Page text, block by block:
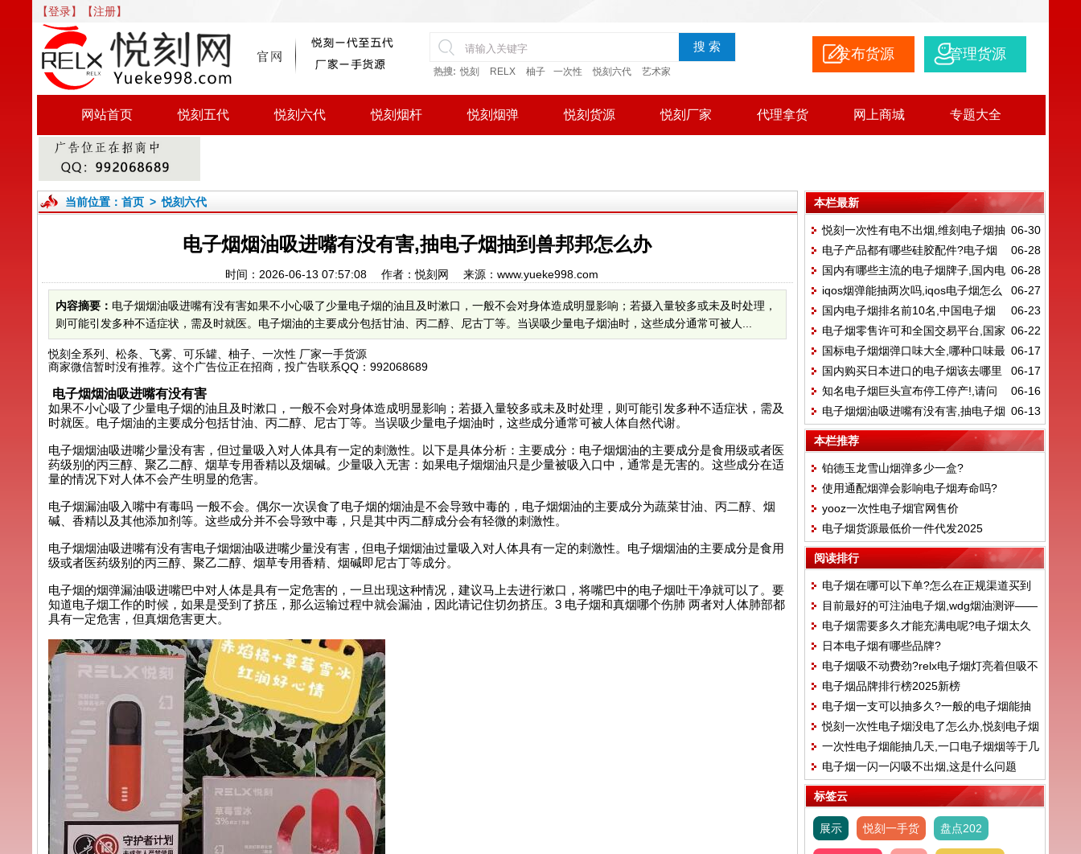
【登录】 【注册】
搜 索
热搜: 悦刻 RELX 柚子 一次性 悦刻六代 艺术家
发布货源 管理货源
网站首页 悦刻五代 悦刻六代 悦刻烟杆 悦刻烟弹 悦刻货源 悦刻厂家 代理拿货 网上商城 专题大全
当前位置： 首页>悦刻六代
电子烟烟油吸进嘴有没有害,抽电子烟抽到兽邦邦怎么办
时间：2026-06-13 07:57:08 作者：悦刻网 来源：www.yueke998.com
内容摘要： 电子烟烟油吸进嘴有没有害如果不小心吸了少量电子烟的油且及时漱口，一般不会对身体造成明显影响；若摄入量较多或未及时处理，
则可能引发多种不适症状，需及时就医。电子烟油的主要成分包括甘油、丙二醇、尼古丁等。当误吸少量电子烟油时，这些成分通常可被人...
悦刻全系列、松条、飞雾、可乐罐、柚子、一次性 厂家一手货源
商家微信暂时没有推荐。这个广告位正在招商，投广告联系QQ：992068689
电子烟烟油吸进嘴有没有害
如果不小心吸了少量电子烟的油且及时漱口，一般不会对身体造成明显影响；若摄入量较多或未及时处理，则可能引发多种不适症状，需及
时就医。电子烟油的主要成分包括甘油、丙二醇、尼古丁等。当误吸少量电子烟油时，这些成分通常可被人体自然代谢。
电子烟烟油吸进嘴少量没有害，但过量吸入对人体具有一定的刺激性。以下是具体分析：主要成分：电子烟烟油的主要成分是食用级或者医
药级别的丙三醇、聚乙二醇、烟草专用香精以及烟碱。少量吸入无害：如果电子烟烟油只是少量被吸入口中，通常是无害的。这些成分在适
量的情况下对人体不会产生明显的危害。
电子烟漏油吸入嘴中有毒吗 一般不会。偶尔一次误食了电子烟的烟油是不会导致中毒的，电子烟烟油的主要成分为蔬菜甘油、丙二醇、烟
碱、香精以及其他添加剂等。这些成分并不会导致中毒，只是其中丙二醇成分会有轻微的刺激性。
电子烟烟油吸进嘴有没有害电子烟烟油吸进嘴少量没有害，但电子烟烟油过量吸入对人体具有一定的刺激性。电子烟烟油的主要成分是食用
级或者医药级别的丙三醇、聚乙二醇、烟草专用香精、烟碱即尼古丁等成分。
电子烟的烟弹漏油吸进嘴巴中对人体是具有一定危害的，一旦出现这种情况，建议马上去进行漱口，将嘴巴中的电子烟吐干净就可以了。要
知道电子烟工作的时候，如果是受到了挤压，那么运输过程中就会漏油，因此请记住切勿挤压。3 电子烟和真烟哪个伤肺 两者对人体肺部都
具有一定危害，但真烟危害更大。
本栏最新
06-30
悦刻一次性有电不出烟,维刻电子烟抽
不出来烟
06-28
电子产品都有哪些硅胶配件?电子烟
是什么
06-28
国内有哪些主流的电子烟牌子,国内电
子烟排名前10名
06-27
iqos烟弹能抽两次吗,iqos电子烟怎么
使用?
06-23
国内电子烟排名前10名,中国电子烟
品牌总共有哪些?
06-22
电子烟零售许可和全国交易平台,国家
统一电子烟交易平台里面的价格
06-17
国标电子烟烟弹口味大全,哪种口味最
好抽?
06-17
国内购买日本进口的电子烟该去哪里
找,yooz怎么购买
06-16
知名电子烟巨头宣布停工停产!,请问
电子烟还能做吗?
06-13
电子烟烟油吸进嘴有没有害,抽电子烟
抽到兽邦邦怎么办
本栏推荐
铂德玉龙雪山烟弹多少一盒?
使用通配烟弹会影响电子烟寿命吗?
yooz一次性电子烟官网售价
电子烟货源最低价一件代发2025
阅读排行
电子烟在哪可以下单?怎么在正规渠道买到
合格的电子烟
目前最好的可注油电子烟,wdg烟油测评——
樱花可乐味
电子烟需要多久才能充满电呢?电子烟太久
没用充不了电
日本电子烟有哪些品牌?
电子烟吸不动费劲?relx电子烟灯亮着但吸不
出来是什么原因
电子烟品牌排行榜2025新榜
电子烟一支可以抽多久?一般的电子烟能抽
多久?
悦刻一次性电子烟没电了怎么办,悦刻电子烟
为什么充不进电?
一次性电子烟能抽几天,一口电子烟烟等于几
根烟?
电子烟一闪一闪吸不出烟,这是什么问题
标签云
展示 悦刻一手货 盘点202